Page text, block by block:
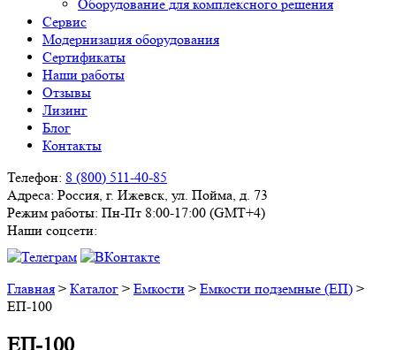
Оборудование для комплексного решения
Сервис
Модернизация оборудования
Сертификаты
Наши работы
Отзывы
Лизинг
Блог
Контакты
Телефон: 8 (800) 511-40-85
Адреса: Россия, г. Ижевск, ул. Пойма, д. 73
Режим работы: Пн-Пт 8:00-17:00 (GMT+4)
Наши соцсети:
Главная > Каталог > Емкости > Емкости подземные (ЕП) >
ЕП-100
ЕП-100